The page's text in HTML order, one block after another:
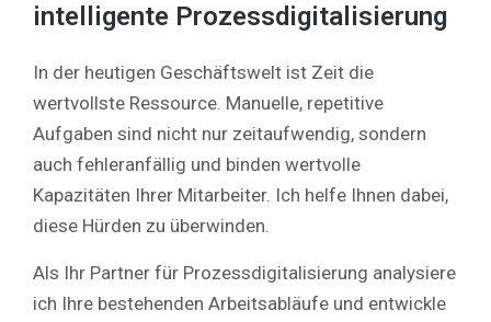
intelligente Prozessdigitalisierung
In der heutigen Geschäftswelt ist Zeit die
wertvollste Ressource. Manuelle, repetitive
Aufgaben sind nicht nur zeitaufwendig, sondern
auch fehleranfällig und binden wertvolle
Kapazitäten Ihrer Mitarbeiter. Ich helfe Ihnen dabei,
diese Hürden zu überwinden.
Als Ihr Partner für Prozessdigitalisierung analysiere
ich Ihre bestehenden Arbeitsabläufe und entwickle